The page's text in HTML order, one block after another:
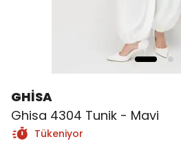
GHİSA
Ghisa 4304 Tunik - Mavi
Tükeniyor